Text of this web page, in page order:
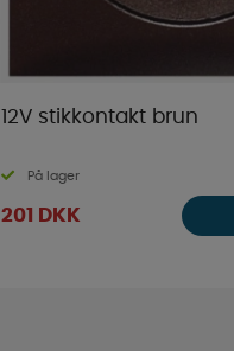
12V stikkontakt brun
På lager
201 DKK